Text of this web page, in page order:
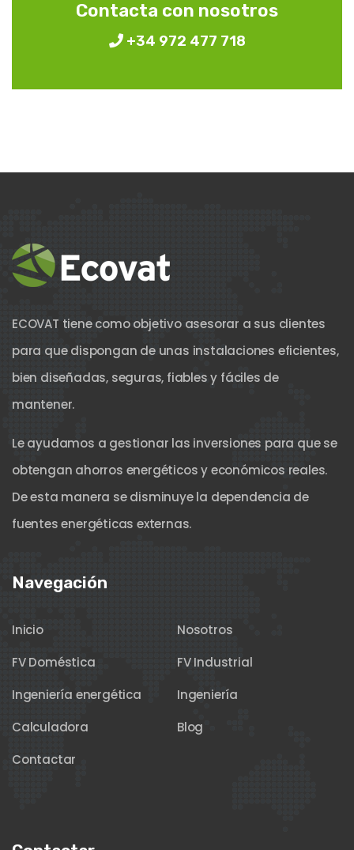
Contacta con nosotros
+34 972 477 718
ECOVAT tiene como objetivo asesorar a sus clientes
para que dispongan de unas instalaciones eficientes,
bien diseñadas, seguras, fiables y fáciles de
mantener.
Le ayudamos a gestionar las inversiones para que se
obtengan ahorros energéticos y económicos reales.
De esta manera se disminuye la dependencia de
fuentes energéticas externas.
Navegación
Inicio
Nosotros
FV Doméstica
FV Industrial
Ingeniería energética
Ingeniería
Calculadora
Blog
Contactar